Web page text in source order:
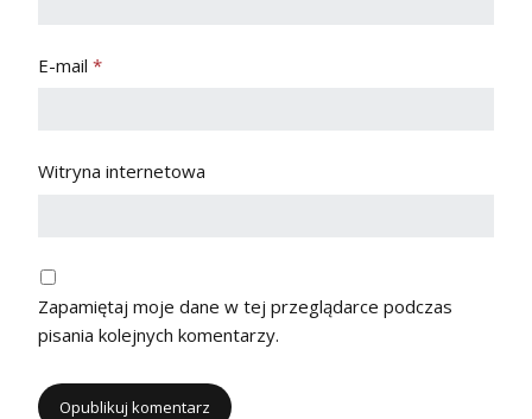
E-mail *
Witryna internetowa
Zapamiętaj moje dane w tej przeglądarce podczas
pisania kolejnych komentarzy.